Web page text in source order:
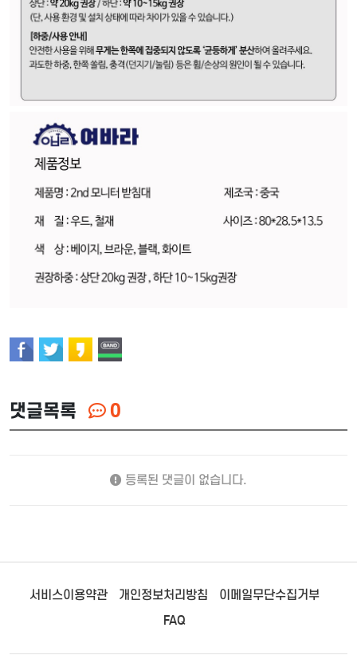
댓글목록 0
등록된 댓글이 없습니다.
서비스이용약관 개인정보처리방침
이메일무단수집거부
FAQ